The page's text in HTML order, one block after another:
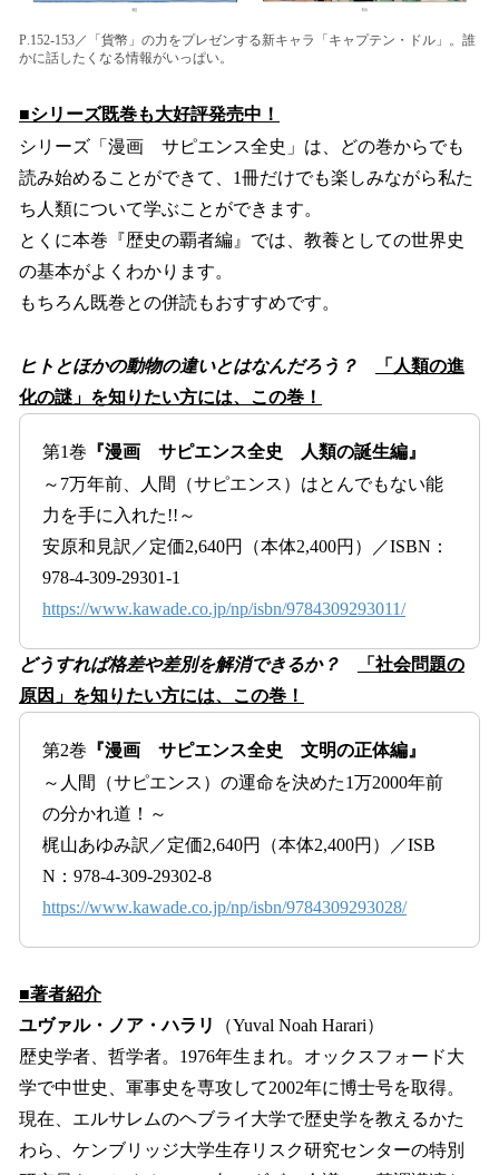
P.152-153／「貨幣」の⼒をプレゼンする新キャラ「キャプテン・ドル」。誰
かに話したくなる情報がいっぱい。
■シリーズ既巻も大好評発売中！
シリーズ「漫画 サピエンス全史」は、どの巻からでも
読み始めることができて、1冊だけでも楽しみながら私た
ち人類について学ぶことができます。
とくに本巻『歴史の覇者編』では、教養としての世界史
の基本がよくわかります。
もちろん既巻との併読もおすすめです。
ヒトとほかの動物の違いとはなんだろう？
「人類の進
化の謎」を知りたい方には、この巻！
第1巻 『漫画 サピエンス全史 人類の誕生編』
～7万年前、人間（サピエンス）はとんでもない能
力を手に入れた!!～
安原和見訳／定価2,640円（本体2,400円）／ISBN：
978-4-309-29301-1
https://www.kawade.co.jp/np/isbn/9784309293011/
どうすれば格差や差別を解消できるか？
「社会問題の
原因」を知りたい方には、この巻！
第2巻 『漫画 サピエンス全史 文明の正体編』
～人間（サピエンス）の運命を決めた1万2000年前
の分かれ道！～
梶山あゆみ訳／定価2,640円（本体2,400円）／ISB
N：978-4-309-29302-8
https://www.kawade.co.jp/np/isbn/9784309293028/
■著者紹介
ユヴァル・ノア・ハラリ
（Yuval Noah Harari）
歴史学者、哲学者。1976年生まれ。オックスフォード大
学で中世史、軍事史を専攻して2002年に博士号を取得。
現在、エルサレムのヘブライ大学で歴史学を教えるかた
わら、ケンブリッジ大学生存リスク研究センターの特別